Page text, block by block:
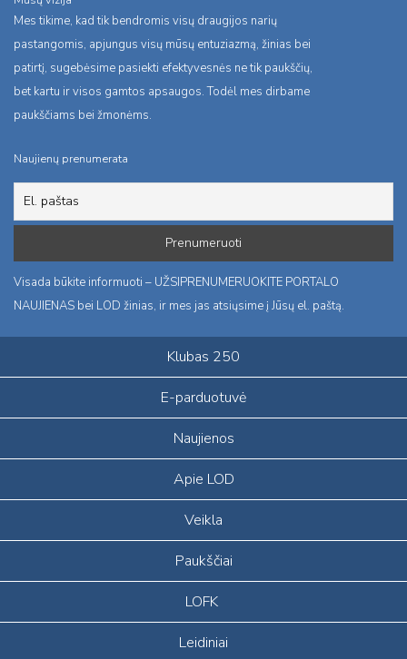
Mes tikime, kad tik bendromis visų draugijos narių
pastangomis, apjungus visų mūsų entuziazmą, žinias bei
patirtį, sugebėsime pasiekti efektyvesnės ne tik paukščių,
bet kartu ir visos gamtos apsaugos. Todėl mes dirbame
paukščiams bei žmonėms.
Naujienų prenumerata
Visada būkite informuoti – UŽSIPRENUMERUOKITE PORTALO
NAUJIENAS bei LOD žinias, ir mes jas atsiųsime į Jūsų el. paštą.
Klubas 250
E-parduotuvė
Naujienos
Apie LOD
Veikla
Paukščiai
LOFK
Leidiniai